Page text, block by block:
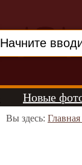
Новые
Вы здесь: